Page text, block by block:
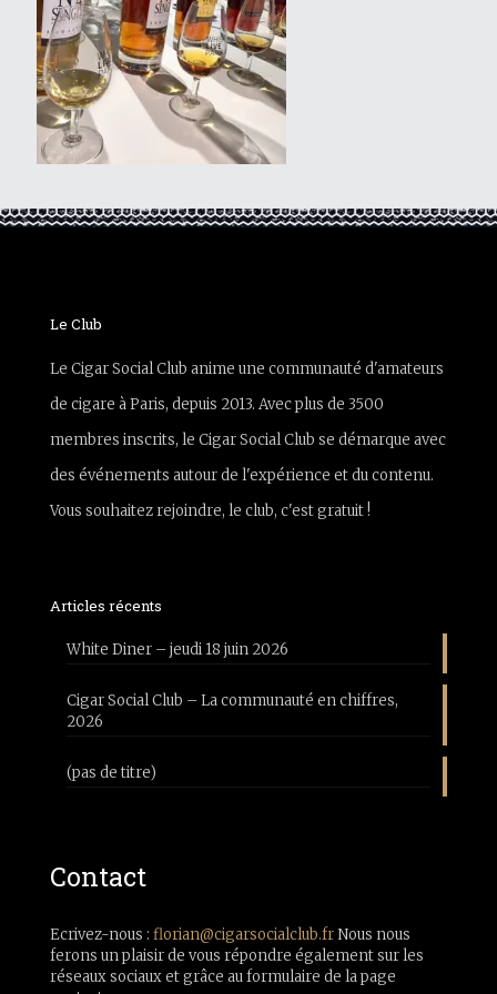
Le Club
Le Cigar Social Club anime une communauté d'amateurs
de cigare à Paris, depuis 2013. Avec plus de 3500
membres inscrits, le Cigar Social Club se démarque avec
des événements autour de l'expérience et du contenu.
Vous souhaitez rejoindre, le club, c'est gratuit !
Articles récents
White Diner – jeudi 18 juin 2026
Cigar Social Club – La communauté en chiffres,
2026
(pas de titre)
Contact
Ecrivez-nous : florian@cigarsocialclub.frNous nous
ferons un plaisir de vous répondre également sur les
réseaux sociaux et grâce au formulaire de la page